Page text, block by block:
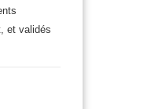
et validés